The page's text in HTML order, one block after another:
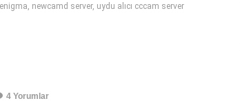
enigma newcamd server, uydu alıcı cccam server
4 Yorumlar